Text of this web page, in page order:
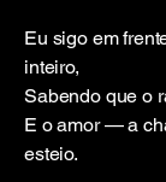
Eu sigo em
inteiro,
Sabendo que o
E o amor — a
esteio.